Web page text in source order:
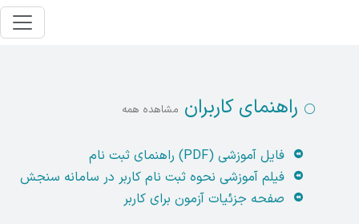
راهنمای کاربران مشاهده همه
فایل آموزشی (PDF) راهنمای ثبت نام
فیلم آموزشی نحوه ثبت نام کاربر در سامانه سنجش
صفحه جزئیات آزمون برای کاربر